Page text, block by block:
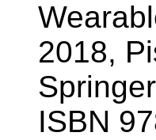
2018,
ISBN